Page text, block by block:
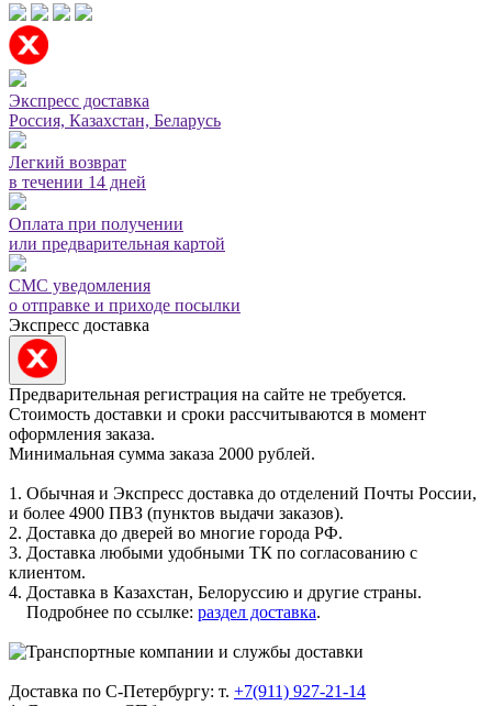
Экспресс доставка
Россия, Казахстан, Беларусь
Легкий возврат
в течении 14 дней
Оплата при получении
или предварительная картой
СМС уведомления
о отправке и приходе посылки
Экспресс доставка
Предварительная регистрация на сайте не требуется.
Стоимость доставки и сроки рассчитываются в момент
оформления заказа.
Минимальная сумма заказа 2000 рублей.
1. Обычная и Экспресс доставка до отделений Почты России,
и более 4900 ПВЗ (пунктов выдачи заказов).
2. Доставка до дверей во многие города РФ.
3. Доставка любыми удобными ТК по согласованию с
клиентом.
4. Доставка в Казахстан, Белоруссию и другие страны.
Подробнее по ссылке: раздел доставка.
Доставка по С-Петербургу: т. +7(911) 927-21-14